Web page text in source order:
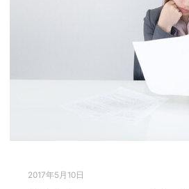
2017年5月10日